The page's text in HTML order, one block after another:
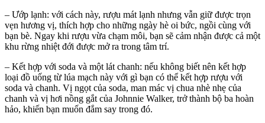
– Ướp lạnh: với cách này, rượu mát lạnh nhưng vẫn giữ được trọn
vẹn hương vị, thích hợp cho những ngày hè oi bức, ngồi cùng với
bạn bè. Ngay khi rượu vừa chạm môi, bạn sẽ cảm nhận được cả một
khu rừng nhiệt đới được mở ra trong tâm trí.
– Kết hợp với soda và một lát chanh: nếu không biết nên kết hợp
loại đồ uống từ lúa mạch này với gì bạn có thể kết hợp rượu với
soda và chanh. Vị ngọt của soda, man mác vị chua nhè nhẹ của
chanh và vị hơi nồng gắt của Johnnie Walker, trở thành bộ ba hoàn
hảo, khiến bạn muốn đắm say trong đó.